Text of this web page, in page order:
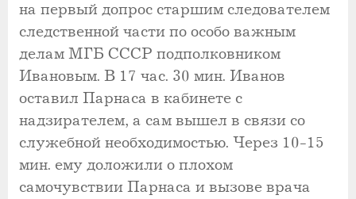
на первый допрос старшим следователем
следственной части по особо важным
делам МГБ СССР подполковником
Ивановым. В 17 час. 30 мин. Иванов
оставил Парнаса в кабинете с
надзирателем, а сам вышел в связи со
служебной необходимостью. Через 10-15
мин. ему доложили о плохом
самочувствии Парнаса и вызове врача